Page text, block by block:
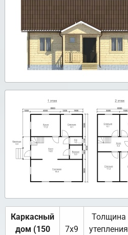
Каркасный
дом (150
7х9
Толщина
утепления